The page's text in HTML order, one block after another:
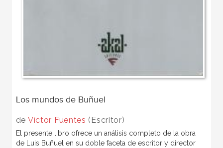
Los mundos de Buñuel
de Víctor Fuentes (Escritor)
El presente libro ofrece un análisis completo de la obra
de Luis Buñuel en su doble faceta de escritor y director